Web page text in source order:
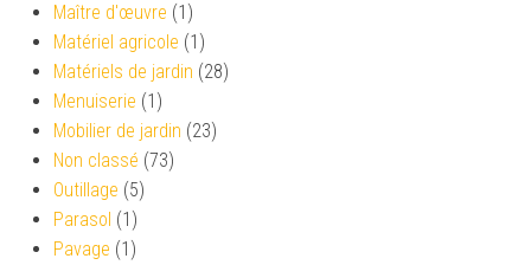
Maître d'œuvre (1)
Matériel agricole (1)
Matériels de jardin (28)
Menuiserie (1)
Mobilier de jardin (23)
Non classé (73)
Outillage (5)
Parasol (1)
Pavage (1)